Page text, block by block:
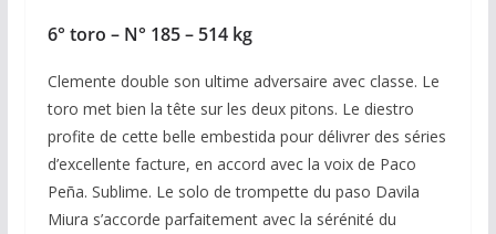
6° toro – N° 185 – 514 kg
Clemente double son ultime adversaire avec classe. Le
toro met bien la tête sur les deux pitons. Le diestro
profite de cette belle embestida pour délivrer des séries
d’excellente facture, en accord avec la voix de Paco
Peña. Sublime. Le solo de trompette du paso Davila
Miura s’accorde parfaitement avec la sérénité du